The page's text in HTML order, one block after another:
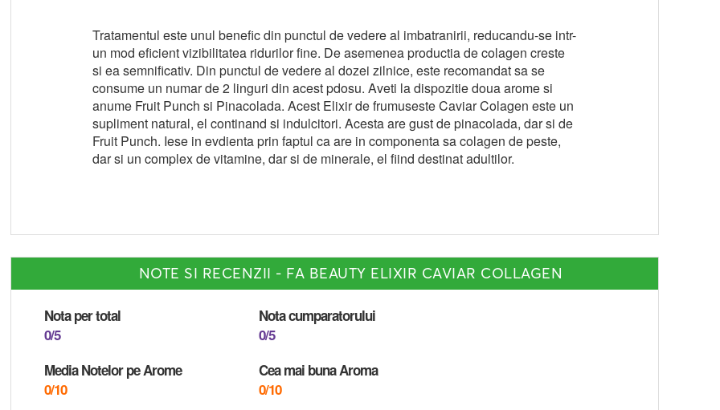
Tratamentul este unul benefic din punctul de vedere al imbatranirii, reducandu-se intr-
un mod eficient vizibilitatea ridurilor fine. De asemenea productia de colagen creste
si ea semnificativ. Din punctul de vedere al dozei zilnice, este recomandat sa se
consume un numar de 2 linguri din acest pdosu. Aveti la dispozitie doua arome si
anume Fruit Punch si Pinacolada. Acest Elixir de frumuseste Caviar Colagen este un
supliment natural, el continand si indulcitori. Acesta are gust de pinacolada, dar si de
Fruit Punch. Iese in evdienta prin faptul ca are in componenta sa colagen de peste,
dar si un complex de vitamine, dar si de minerale, el fiind destinat adultilor.
NOTE SI RECENZII - FA BEAUTY ELIXIR CAVIAR COLLAGEN
Nota per total
0/5
Nota cumparatorului
0/5
Media Notelor pe Arome
0/10
Cea mai buna Aroma
0/10